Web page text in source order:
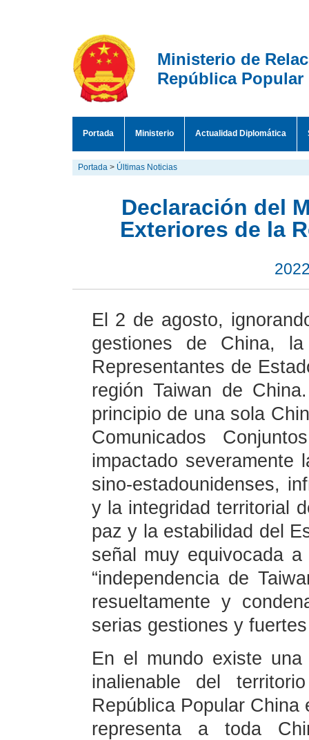
Ministerio de
República Popular
Portada Ministerio Actualidad Diplomática
Portada > Últimas Noticias
Declaración del
Exteriores de la
El 2 de agosto,
gestiones de China,
Representantes de
región Taiwan de
principio de una sola
Comunicados
impactado severamente
sino-estadounidenses,
y la integridad territorial
paz y la estabilidad del
señal muy equivocada
“independencia de
resueltamente y
serias gestiones y
En el mundo existe
inalienable del
República Popular
representa a toda